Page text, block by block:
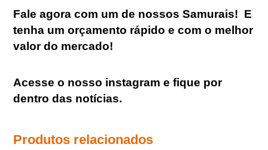
Fale agora com um de nossos Samurais! E
tenha um orçamento rápido e com o melhor
valor do mercado!
Acesse o nosso instagram e fique por
dentro das notícias.
Produtos relacionados